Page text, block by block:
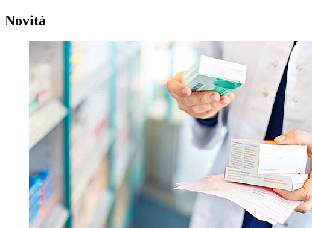
Novità